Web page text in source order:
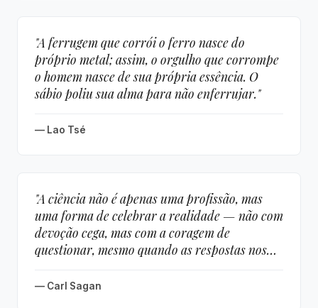
"A ferrugem que corrói o ferro nasce do
próprio metal; assim, o orgulho que corrompe
o homem nasce de sua própria essência. O
sábio poliu sua alma para não enferrujar."
— Lao Tsé
"A ciência não é apenas uma profissão, mas
uma forma de celebrar a realidade — não com
devoção cega, mas com a coragem de
questionar, mesmo quando as respostas nos
— Carl Sagan